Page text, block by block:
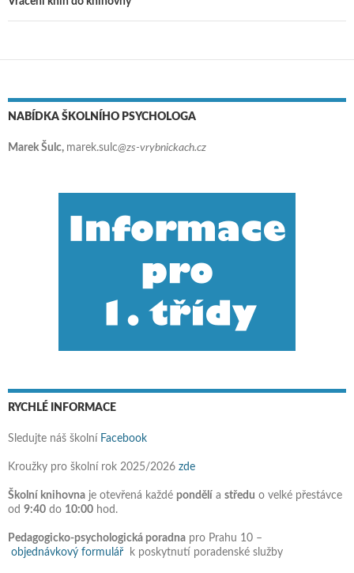
NABÍDKA ŠKOLNÍHO PSYCHOLOGA
Marek Šulc, marek.sulc@zs-vrybnickach.cz
RYCHLÉ INFORMACE
Sledujte náš školní Facebook
Kroužky pro školní rok 2025/2026 zde
Školní knihovna je otevřená každé pondělí a středu o velké přestávce
od 9:40 do 10:00 hod.
Pedagogicko-psychologická poradna pro Prahu 10 –
objednávkový formulář k poskytnutí poradenské služby